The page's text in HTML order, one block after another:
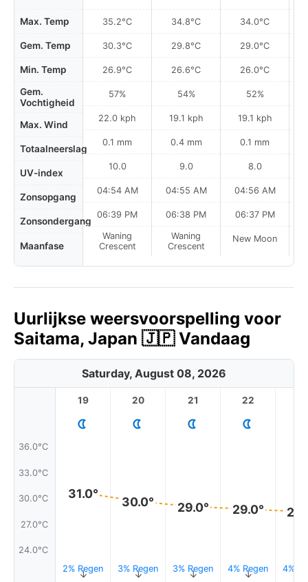
Max. Temp
Gem. Temp
Min. Temp
Gem.
Vochtigheid
Max. Wind
Totaalneerslag
UV-index
Zonsopgang
Zonsondergang
Maanfase
35.2°C
30.3°C
26.9°C
57%
22.0 kph
0.1 mm
10.0
04:54 AM
06:39 PM
Waning
Crescent
34.8°C
29.8°C
26.6°C
54%
19.1 kph
0.4 mm
9.0
04:55 AM
06:38 PM
Waning
Crescent
34.0°C
29.0°C
26.0°C
52%
19.1 kph
0.1 mm
8.0
04:56 AM
06:37 PM
New Moon
Uurlijkse weersvoorspelling voor
Saitama, Japan 🇯🇵 Vandaag
Saturday, August 08, 2026
36.0°C
33.0°C
30.0°C
27.0°C
24.0°C
19
31.0°
2% Regen
↑
20
30.0°
3% Regen
↑
21
29.0°
3% Regen
↑
22
29.0°
4% Regen
↑ 4%